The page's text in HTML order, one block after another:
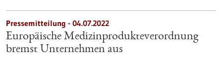
Pressemitteilung - 04.07.2022
Europäische Medizinprodukteverordnung
bremst Unternehmen aus